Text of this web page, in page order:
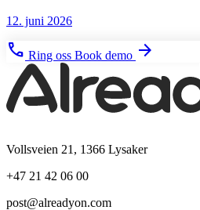
12. juni 2026
phone Ring oss Book demo arrow_forward
Vollsveien 21, 1366 Lysaker
+47 21 42 06 00
post@alreadyon.com